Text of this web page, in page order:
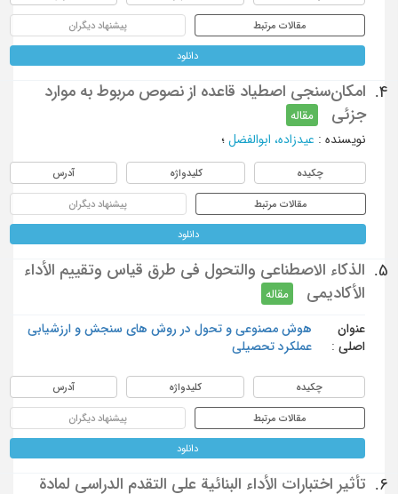
مقالات مرتبط پیشنهاد دیگران
دانلود
4.
امکان‌سنجی اصطیاد قاعده از نصوص مربوط به موارد
جزئی
مقاله
نویسنده: عيدزاده، ابوالفضل ؛
چکیده کلیدواژه آدرس
مقالات مرتبط پیشنهاد دیگران
دانلود
5.
الذكاء الاصطناعي والتحول في طرق قياس وتقييم الأداء
الأكاديمي
مقاله
عنوان
اصلی :
هوش مصنوعی و تحول در روش های سنجش و ارزشیابی
عملکرد تحصیلی
چکیده کلیدواژه آدرس
مقالات مرتبط پیشنهاد دیگران
دانلود
6.
تأثير اختبارات الأداء البنائية على التقدم الدراسي لمادة